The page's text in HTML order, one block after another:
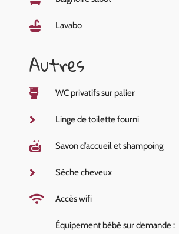
Lavabo
Autres
WC privatifs sur palier
Linge de toilette fourni
Savon d’accueil et shampoing
Sèche cheveux
Accès wifi
Équipement bébé sur demande :